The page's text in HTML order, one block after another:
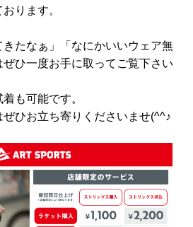
ります。
きたなぁ」「なにかいいウェア無
ひ一度お手に取ってご覧下さい
も可能です。
ひお立ち寄りくださいませ(^^♪